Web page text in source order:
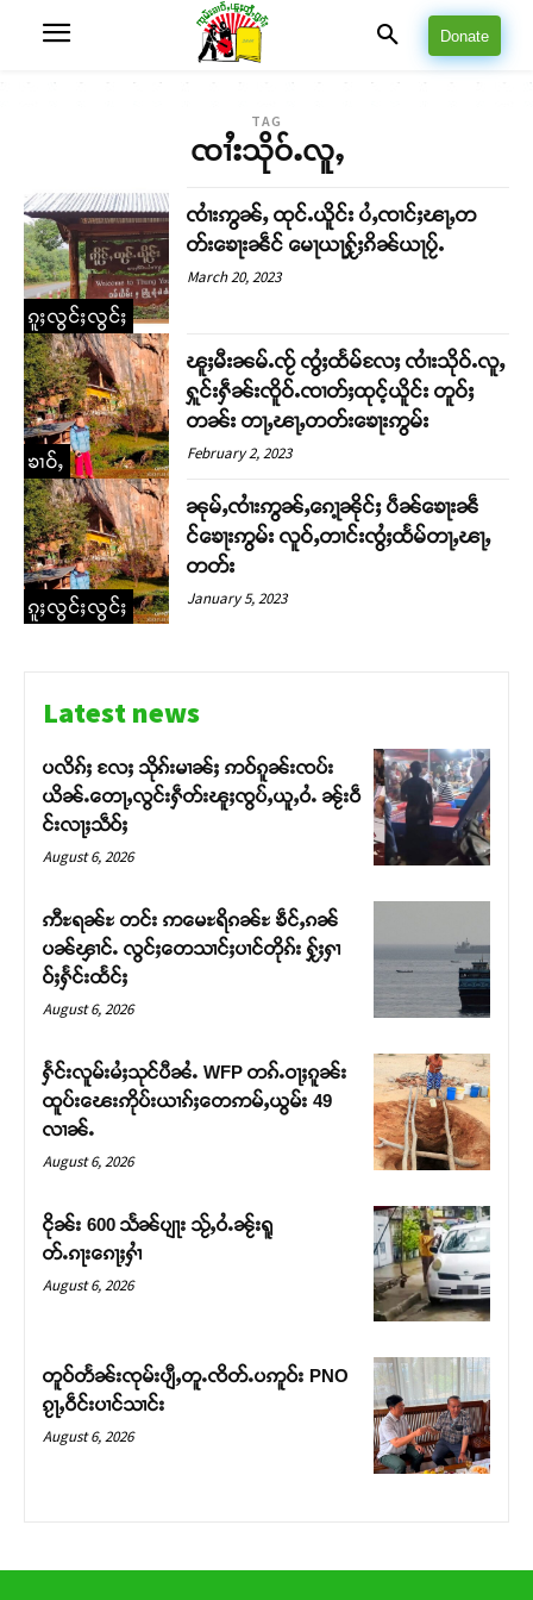
တႃႇႁႂ်ႈသဵင်ၵၢင်ၸႂ်ၵူၼ်းမိူင်း ၵူႈတီႈၵူႈလႅၼ်ပေႃးတေၸွ
တ်ႇ တူဝ်ႈလုမ်ႈၾႃႉၼၼ်ႉ ၶဝ်ႈႁူမ်ႈၵမ်ႉထႅမ် ၸုမ်းၶၢ
ဝ်ႇၽူႈတွႆႇႁွၵ်ႈ လႆႈယူႇၶႃႈဢေႃႈ။
Donate
TAG
ၸၢႆးသိုဝ်ႉလူႇ
ၵူႈလွင်ႈလွင်ႈ
ၸၢႆးဢွၼ်ႇ ထုင်ႉယိူင်း ပႆႇၸၢင်ႈၽႃႇတ
တ်းၶေႃးၼဵင် မေႃယႃႁႂ်ႈၵိၼ်ယႃပႂ်ႉ
March 20, 2023
ၶၢဝ်ႇ
ၽူႈမီးၼမ်ႉၸႂ် ၸွႆႈထႅမ်လႄႈ ၸၢႆးသိုဝ်ႉလူႇ
ႁူင်းႁဵၼ်းၸိူဝ်ႉၸၢတ်ႈထုင့်ယိူင်း တူဝ်ႈ
တၼ်း တႃႇၽႃႇတတ်းၶေႃးဢွမ်း
February 2, 2023
ၵူႈလွင်ႈလွင်ႈ
ၼုမ်ႇၸၢႆးဢွၼ်ႇၵေႃ့ၼိုင်ႈ ပဵၼ်ၶေႃးၼဵ
င်ၶေႃးဢွမ်း လူဝ်ႇတၢင်းၸွႆႈထႅမ်တႃႇၽႃႇ
တတ်း
January 5, 2023
Latest news
ပလိၵ်ႈ လႄႈ သိုၵ်းမၢၼ်ႈ ဢဝ်ၵူၼ်းၸပ်း
ယိၼ်ႉတေႃႇလွင်းႁဵတ်းၽူႈၸွပ်ႇယူႇဝႆႉ ၼႂ်းဝဵ
င်းလႃႈသဵဝ်ႈ
August 6, 2026
ဢီႊရၼ်ႊ တင်း ဢမေႊရိၵၼ်ႊ ၶဵင်ႇၵၼ်
ပၼ်ၾၢင်ႉ လွင်ႈတေသၢင်ႈပၢင်တိုၵ်း ႁႂ်ႈႁၢ
ဝ်ႈႁႅင်းထႅင်ႈ
August 6, 2026
ႁႅင်းလူမ်းမႆႈသုင်ပီၼႆႉ WFP တၵ်ႉဝႃႈၵူၼ်း
ထူပ်းၽေးဢိုပ်းယၢၵ်ႈတေဢမ်ႇယွမ်း 49
လၢၼ်ႉ
August 6, 2026
ငိုၼ်း 600 သႅၼ်ပျႃး သႂ်ႇဝႆႉၼႂ်းရူ
တ်ႉၵႃးၵေႃႈႁၢႆ
August 6, 2026
တူဝ်တႅၼ်းၸုမ်းပျီႇတူႉၸိတ်ႉပဢူဝ်း PNO
ၵႂႃႇဝဵင်းပၢင်သၢင်း
August 6, 2026